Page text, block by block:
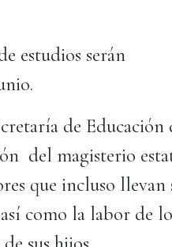
estudios serán
de Educación
del magisterio
que incluso llevan
como la labor de